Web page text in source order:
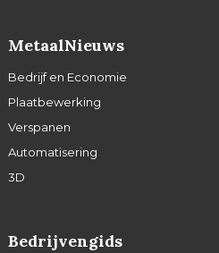
MetaalNieuws
Bedrijf en Economie
Plaatbewerking
Verspanen
Automatisering
3D
Bedrijvengids